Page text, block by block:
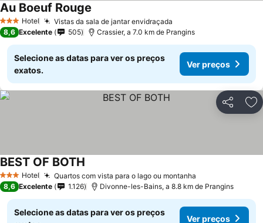
3 EstrelasHotel Vistas da sala de jantar envidraçada
Au Boeuf Rouge
8,6 Excelente 505 Crassier, a 7.0 km de Prangins
Selecione as datas para ver os preços
exatos.
Ver preços
Partilhar
3 EstrelasHotel Quartos com vista para o lago ou montanha
BEST OF BOTH
8,6 Excelente 1.126 Divonne-les-Bains, a 8.8 km de Prangins
Selecione as datas para ver os preços
Ver preços